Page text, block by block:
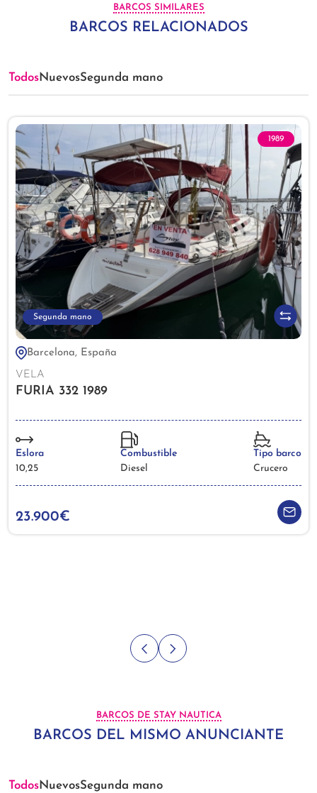
BARCOS SIMILARES
BARCOS RELACIONADOS
TodosNuevosSegunda mano
1989
Segunda mano
Barcelona, España
VELA
FURIA 332 1989
Eslora
10,25
Combustible
Diesel
Tipo barco
Crucero
23.900€
BARCOS DE STAY NAUTICA
BARCOS DEL MISMO ANUNCIANTE
TodosNuevosSegunda mano